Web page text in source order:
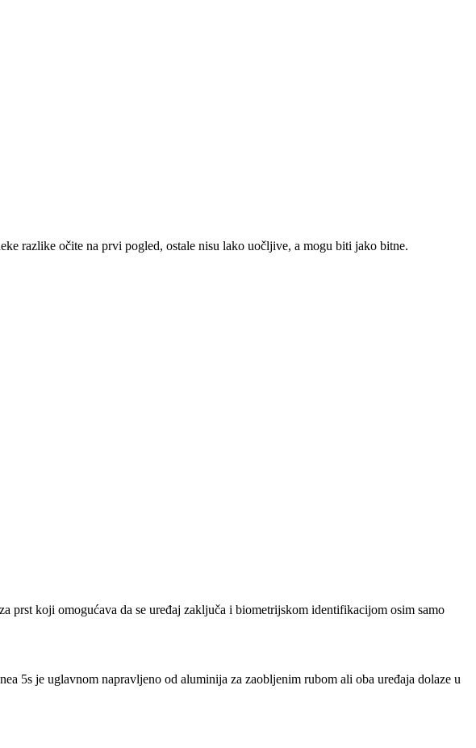
razlike očite na prvi pogled, ostale nisu lako uočljive, a mogu biti jako bitne.
prst koji omogućava da se uređaj zaključa i biometrijskom identifikacijom osim samo
5s je uglavnom napravljeno od aluminija za zaobljenim rubom ali oba uređaja dolaze u